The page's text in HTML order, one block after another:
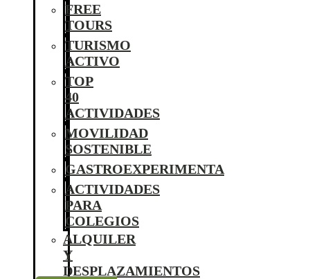
FREE
TOURS
TURISMO
ACTIVO
TOP
40
ACTIVIDADES
MOVILIDAD
SOSTENIBLE
GASTROEXPERIMENTA
ACTIVIDADES
PARA
COLEGIOS
ALQUILER
Y
DESPLAZAMIENTOS